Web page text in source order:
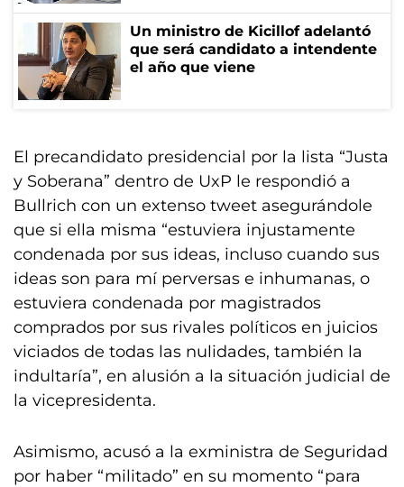
Un ministro de Kicillof adelantó
que será candidato a intendente
el año que viene
El precandidato presidencial por la lista “Justa
y Soberana” dentro de UxP le respondió a
Bullrich con un extenso tweet asegurándole
que si ella misma “estuviera injustamente
condenada por sus ideas, incluso cuando sus
ideas son para mí perversas e inhumanas, o
estuviera condenada por magistrados
comprados por sus rivales políticos en juicios
viciados de todas las nulidades, también la
indultaría”, en alusión a la situación judicial de
la vicepresidenta.
Asimismo, acusó a la exministra de Seguridad
por haber “militado” en su momento “para